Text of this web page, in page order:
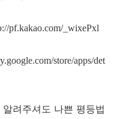
pf.kakao.com/_wixePxl
store/apps/det
려주셔도 나쁜 평등법